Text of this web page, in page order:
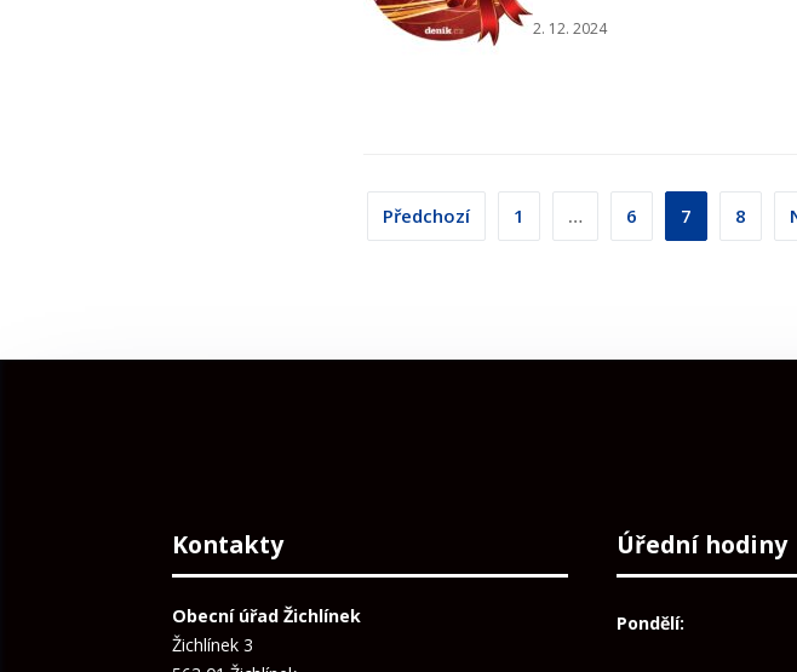
2. 12. 2024
Stránkování
Předchozí 1 … 6 7 8
Kontakty
Obecní úřad Žichlínek
Žichlínek 3
Úřední hodiny
Pondělí: